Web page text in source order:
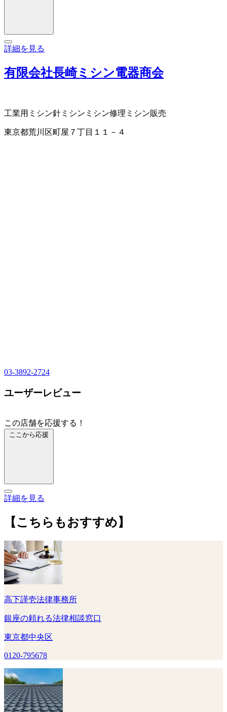
詳細を見る
有限会社長崎ミシン電器商会
工業用ミシン針 ミシン ミシン修理 ミシン販売
東京都荒川区町屋７丁目１１－４
03-3892-2724
ユーザーレビュー
この店舗を応援する！
ここから応援
詳細を見る
【こちらもおすすめ】
高下謹壱法律事務所
銀座の頼れる法律相談窓口
東京都中央区
0120-795678